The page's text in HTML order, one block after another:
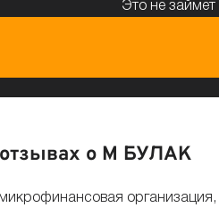
Это не
о М БУЛАК